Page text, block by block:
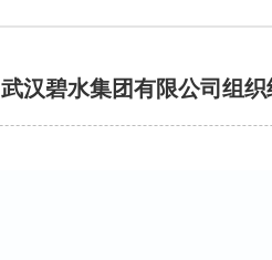
武汉碧水集团有限公司组